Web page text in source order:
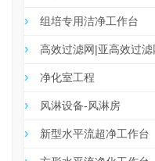
组培专用洁净工作台
高效过滤网|亚高效过滤
净化室工程
风淋设备-风淋房
新型水平流超净工作台